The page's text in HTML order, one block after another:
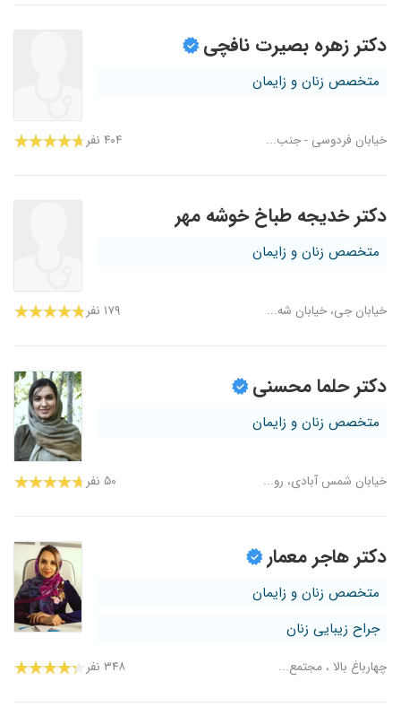
دکتر زهره بصیرت نافچی
متخصص زنان و زایمان
خیابان فردوسی - جنب... ۴۰۴ نفر
دکتر خدیجه طباخ خوشه مهر
متخصص زنان و زایمان
خیابان جی، خیابان شه... ۱۷۹ نفر
دکتر حلما محسنی
متخصص زنان و زایمان
خیابان شمس آبادی، رو... ۵۰ نفر
دکتر هاجر معمار
متخصص زنان و زایمان
جراح زیبایی زنان
چهارباغ بالا ، مجتمع... ۳۴۸ نفر